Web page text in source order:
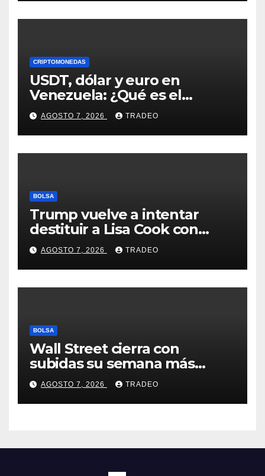
CRIPTOMONEDAS
USDT, dólar y euro en
Venezuela: ¿Qué es el
fenómeno “Rockets and
Feathers”?
AGOSTO 7, 2026 TRADEO
BOLSA
Trump vuelve a intentar
destituir a Lisa Cook con
acusaciones de fraude
hipotecario
AGOSTO 7, 2026 TRADEO
BOLSA
Wall Street cierra con
subidas su semana más
alcista desde abril
AGOSTO 7, 2026 TRADEO